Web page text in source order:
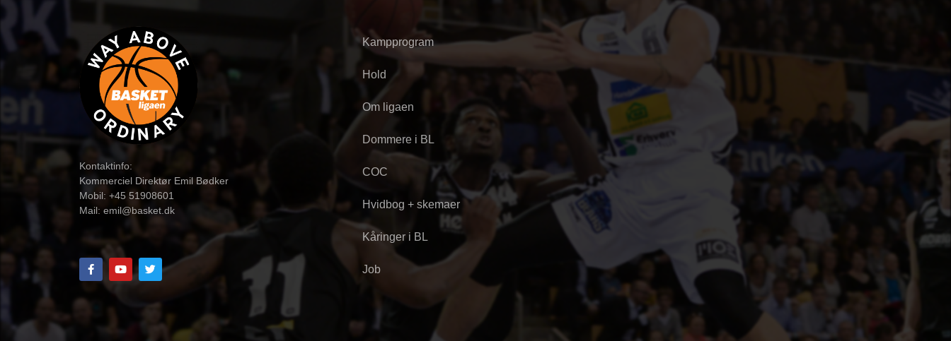
Kontaktinfo:
Kommerciel Direktør Emil Bødker
Mobil: +45 51908601
Mail: emil@basket.dk
Kampprogram
Hold
Om ligaen
Dommere i BL
COC
Hvidbog + skemaer
Kåringer i BL
Job